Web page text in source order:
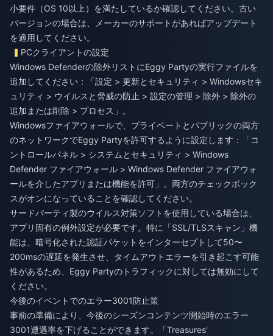
小要件（OS 10以上）を満たしているか確認してください。古い
バージョンの場合は、メーカーのサポートがあればアップデート
を適用してください。
PCクライアントの設定
Windows Defenderの除外リストにEggy Partyの実行ファイルを
追加してください：「設定 > 更新とセキュリティ > Windowsセキ
ュリティ > ウイルスと脅威の防止 > 設定の管理 > 除外 > 除外の
追加または削除 > プロセス」。
Windowsファイアウォールで、プライベートとパブリックの両方
のネットワークでEggy Partyを許可するように設定します：「コ
ントロールパネル > システムとセキュリティ > Windows
Defender ファイアウォール > Windows Defender ファイアウォ
ールを介したアプリまたは機能を許可」。両方のチェックボック
スがオンになっていることを確認してください。
サードパーティ製のウイルス対策ソフトを使用している場合は、
アプリ固有の例外設定が必要です。特に「SSL/TLSスキャン」機
能は、暗号化された認証パケットをインターセプトして50〜
200msの遅延を発生させ、タイムアウトエラーを引き起こす可能
性があるため、Eggy Partyのトラフィックに対しては無効にして
ください。
今後のイベントでのエラー3001防止策
事前の準備により、今後のシーズンコンテンツ開始時のエラー
3001遭遇率を下げることができます。「Treasures'